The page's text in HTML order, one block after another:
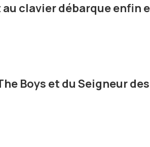
clavier débarque enfin
Boys et du Seigneur des